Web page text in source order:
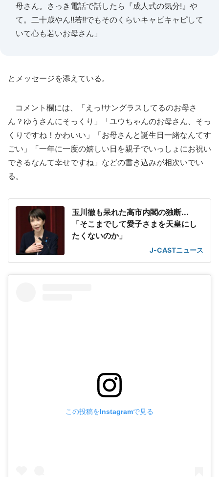
母さん。さっき電話で話したら『成人式の気分!』や
て。二十歳やん!!若!!でもそのくらいキャピキャピして
いて心も若いお母さん」
とメッセージを添えている。
コメント欄には、「えっ!サングラスしてるのお母さ
ん？ゆうさんにそっくり」「ユウちゃんのお母さん、そっ
くりですね！かわいい」「お母さんと誕生日一緒なんてす
ごい」「一年に一度の嬉しい日を親子でいっしょにお祝い
できるなんて幸せですね」などの書き込みが相次いでい
る。
玉川徹も呆れた高市内閣の独断...
「そこまでして愛子さまを天皇にし
たくないのか」
J-CASTニュース
この投稿をInstagramで見る